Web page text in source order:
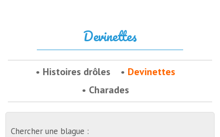
Devinettes
Histoires drôles
Devinettes
Charades
Chercher une blague :